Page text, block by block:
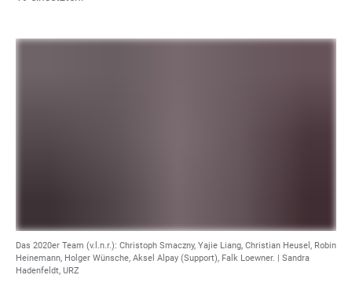
Das 2020er Team (v.l.n.r.): Christoph Smaczny, Yajie Liang, Christian Heusel, Robin
Heinemann, Holger Wünsche, Aksel Alpay (Support), Falk Loewner. | Sandra
Hadenfeldt, URZ